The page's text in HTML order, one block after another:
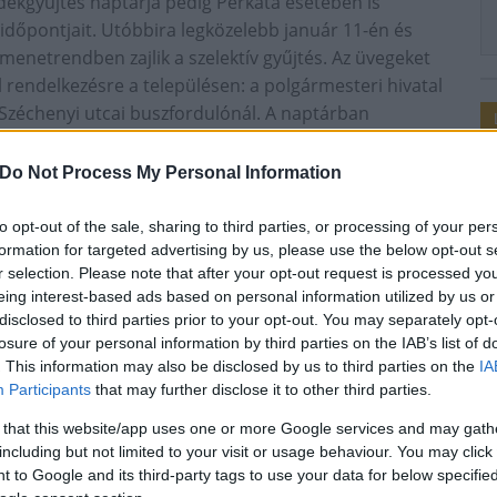
Do Not Process My Personal Information
opt-out of the sale, sharing to third parties, or processing of your
for targeted advertising by us, please use the below opt-out
selection. Please note that after your opt-out request is processed
interest-based ads based on personal information utilized by us
to third parties prior to your opt-out. You may separately
of your personal information by third parties on the IAB’s list of
This information may also be disclosed by us to third parties on the
Participants that may further disclose it to other third parties.
that this website/app uses one or more Google services and may
but not limited to your visit or usage behaviour. You may
to Google and its third-party tags to use your data for below
Utóbbira legközelebb január 11-én és
zajlik a szelektív gyűjtés. Az üvegeket
a településen: a polgármesteri hivatal
utcai buszfordulónál. A naptárban
péntekre esnek.
ami ekkor kizárólag száraz karácsonyfa lehet. Az
is biztosítja évente egy alkalommal a házhoz
található telefonszámokon lehet egyeztetni. Az
a szolgáltatóval, az időpontról külön
a perkata.hu-n.
elektronikai hulladékgyűjtés